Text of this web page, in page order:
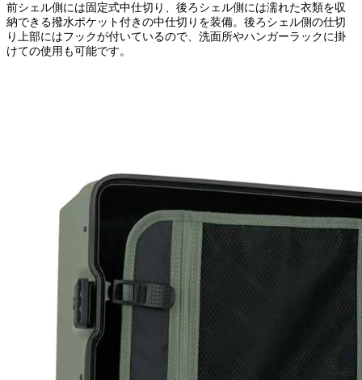
前シェル側には固定式中仕切り、後ろシェル側には濡れた衣類を収
納できる撥水ポケット付きの中仕切りを装備。後ろシェル側の仕切
り上部にはフックが付いているので、洗面所やハンガーラックに掛
けての使用も可能です。